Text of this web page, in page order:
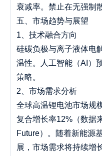
衰减率。禁止在无强制
五、市场趋势与展望
1、技术融合方向
硅碳负极与离子液体电
温性。人工智能（AI）
策略。
2、市场需求分析
全球高温锂电池市场规
复合增长率12%（数据
Future）。随着新能源
展，市场需求将持续增